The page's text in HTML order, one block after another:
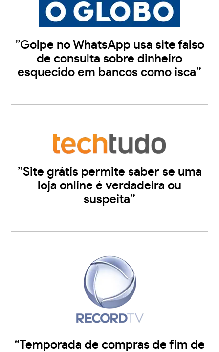
”Golpe no WhatsApp usa site falso
de consulta sobre dinheiro
esquecido em bancos como isca”
”Site grátis permite saber se uma
loja online é verdadeira ou
suspeita”
“Temporada de compras de fim de